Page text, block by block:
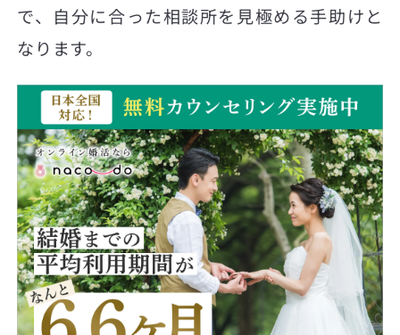
で、自分に合った相談所を見極める手助けと
なります。